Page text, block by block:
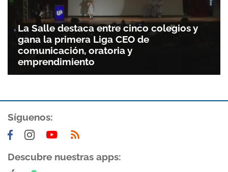
La Salle destaca entre cinco colegios y
gana la primera Liga CEO de
comunicación, oratoria y
emprendimiento
Síguenos:
Descubre nuestras apps: